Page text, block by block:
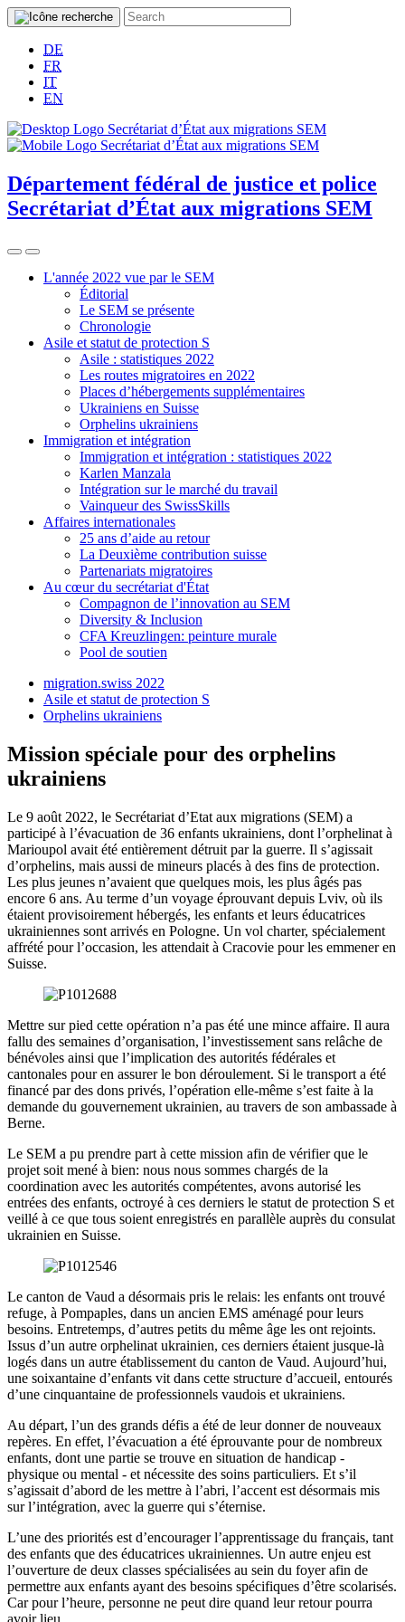
DE
FR
IT
EN
Département fédéral de justice et police
Secrétariat d’État aux migrations SEM
L'année 2022 vue par le SEM
Éditorial
Le SEM se présente
Chronologie
Asile et statut de protection S
Asile : statistiques 2022
Les routes migratoires en 2022
Places d’hébergements supplémentaires
Ukrainiens en Suisse
Orphelins ukrainiens
Immigration et intégration
Immigration et intégration : statistiques 2022
Karlen Manzala
Intégration sur le marché du travail
Vainqueur des SwissSkills
Affaires internationales
25 ans d’aide au retour
La Deuxième contribution suisse
Partenariats migratoires
Au cœur du secrétariat d'État
Compagnon de l’innovation au SEM
Diversity & Inclusion
CFA Kreuzlingen: peinture murale
Pool de soutien
migration.swiss 2022
Asile et statut de protection S
Orphelins ukrainiens
Mission spéciale pour des orphelins
ukrainiens
Le 9 août 2022, le Secrétariat d’Etat aux migrations (SEM) a
participé à l’évacuation de 36 enfants ukrainiens, dont l’orphelinat à
Marioupol avait été entièrement détruit par la guerre. Il s’agissait
d’orphelins, mais aussi de mineurs placés à des fins de protection.
Les plus jeunes n’avaient que quelques mois, les plus âgés pas
encore 6 ans. Au terme d’un voyage éprouvant depuis Lviv, où ils
étaient provisoirement hébergés, les enfants et leurs éducatrices
ukrainiennes sont arrivés en Pologne. Un vol charter, spécialement
affrété pour l’occasion, les attendait à Cracovie pour les emmener en
Suisse.
Mettre sur pied cette opération n’a pas été une mince affaire. Il aura
fallu des semaines d’organisation, l’investissement sans relâche de
bénévoles ainsi que l’implication des autorités fédérales et
cantonales pour en assurer le bon déroulement. Si le transport a été
financé par des dons privés, l’opération elle-même s’est faite à la
demande du gouvernement ukrainien, au travers de son ambassade à
Berne.
Le SEM a pu prendre part à cette mission afin de vérifier que le
projet soit mené à bien: nous nous sommes chargés de la
coordination avec les autorités compétentes, avons autorisé les
entrées des enfants, octroyé à ces derniers le statut de protection S et
veillé à ce que tous soient enregistrés en parallèle auprès du consulat
ukrainien en Suisse.
Le canton de Vaud a désormais pris le relais: les enfants ont trouvé
refuge, à Pompaples, dans un ancien EMS aménagé pour leurs
besoins. Entretemps, d’autres petits du même âge les ont rejoints.
Issus d’un autre orphelinat ukrainien, ces derniers étaient jusque-là
logés dans un autre établissement du canton de Vaud. Aujourd’hui,
une soixantaine d’enfants vit dans cette structure d’accueil, entourés
d’une cinquantaine de professionnels vaudois et ukrainiens.
Au départ, l’un des grands défis a été de leur donner de nouveaux
repères. En effet, l’évacuation a été éprouvante pour de nombreux
enfants, dont une partie se trouve en situation de handicap -
physique ou mental - et nécessite des soins particuliers. Et s’il
s’agissait d’abord de les mettre à l’abri, l’accent est désormais mis
sur l’intégration, avec la guerre qui s’éternise.
L’une des priorités est d’encourager l’apprentissage du français, tant
des enfants que des éducatrices ukrainiennes. Un autre enjeu est
l’ouverture de deux classes spécialisées au sein du foyer afin de
permettre aux enfants ayant des besoins spécifiques d’être scolarisés.
Car pour l’heure, personne ne peut dire quand leur retour pourra
avoir lieu.